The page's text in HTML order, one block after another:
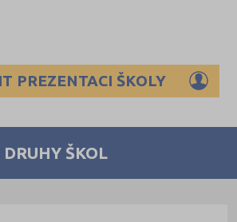
PREZENTACI ŠKOLY
DRUHY ŠKOL